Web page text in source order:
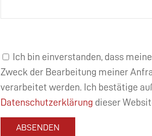
Ich bin einverstanden, dass
Zweck der Bearbeitung meiner
verarbeitet werden. Ich bestätige
Datenschutzerklärung dieser
ABSENDEN